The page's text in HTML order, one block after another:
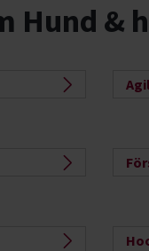
Hund &